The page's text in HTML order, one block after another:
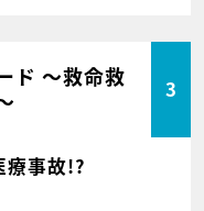
ド ～救命救
3
事故!?